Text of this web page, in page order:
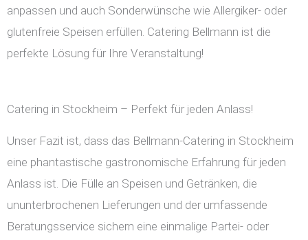
anpassen und auch Sonderwünsche wie Allergiker- oder
glutenfreie Speisen erfüllen. Catering Bellmann ist die
perfekte Lösung für Ihre Veranstaltung!
Catering in Stockheim – Perfekt für jeden Anlass!
Unser Fazit ist, dass das Bellmann-Catering in Stockheim
eine phantastische gastronomische Erfahrung für jeden
Anlass ist. Die Fülle an Speisen und Getränken, die
ununterbrochenen Lieferungen und der umfassende
Beratungsservice sichern eine einmalige Partei- oder